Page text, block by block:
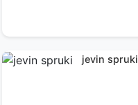
jevin spruki